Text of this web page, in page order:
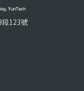
123號